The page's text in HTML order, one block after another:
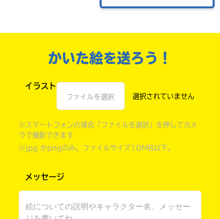
かいた絵を送ろう！
イラスト
ファイルを選択
※スマートフォンの場合「ファイルを選択」を押してカメ
ラで撮影できます
※jpg かpngのみ。ファイルサイズ10MB以下。
メッセージ